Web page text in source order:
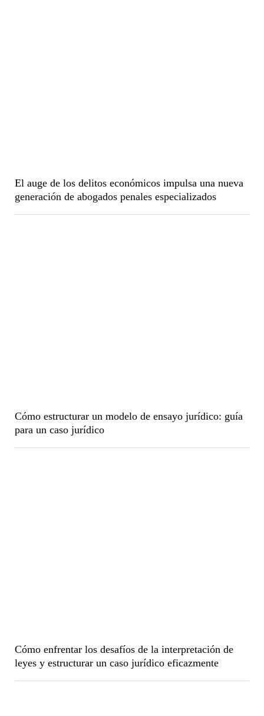
El auge de los delitos económicos impulsa una nueva
generación de abogados penales especializados
Cómo estructurar un modelo de ensayo jurídico: guía
para un caso jurídico
Cómo enfrentar los desafíos de la interpretación de
leyes y estructurar un caso jurídico eficazmente